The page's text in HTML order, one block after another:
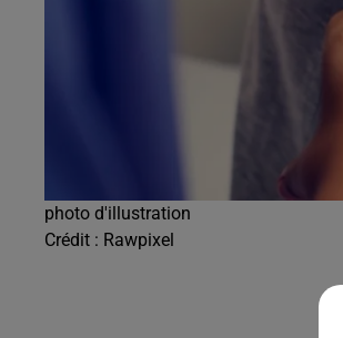
photo d'illustration
Crédit : Rawpixel